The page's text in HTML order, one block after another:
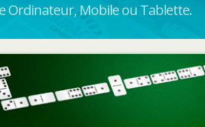
Ordinateur, Mobile ou Tablette.